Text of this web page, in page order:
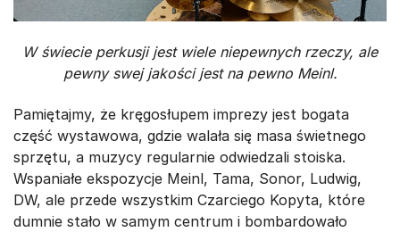
W świecie perkusji jest wiele niepewnych rzeczy, ale
pewny swej jakości jest na pewno Meinl.
Pamiętajmy, że kręgosłupem imprezy jest bogata
część wystawowa, gdzie walała się masa świetnego
sprzętu, a muzycy regularnie odwiedzali stoiska.
Wspaniałe ekspozycje Meinl, Tama, Sonor, Ludwig,
DW, ale przede wszystkim Czarciego Kopyta, które
dumnie stało w samym centrum i bombardowało